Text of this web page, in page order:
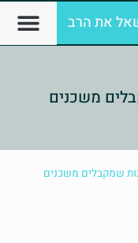
את הרב
משכנים
שמקבלים משכנים